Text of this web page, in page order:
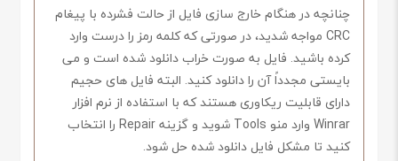
چنانچه در هنگام خارج سازی فایل از حالت فشرده با پیغام
CRC مواجه شدید، در صورتی که کلمه رمز را درست وارد
کرده باشید. فایل به صورت خراب دانلود شده است و می
بایستی مجدداً آن را دانلود کنید. البته فایل های حجیم
دارای قابلیت ریکاوری هستند که با استفاده از نرم افزار
Winrar وارد منو Tools شوید و گزینه Repair را انتخاب
کنید تا مشکل فایل دانلود شده حل شود.